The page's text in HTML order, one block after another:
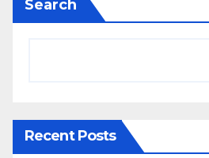
Search
Recent Posts